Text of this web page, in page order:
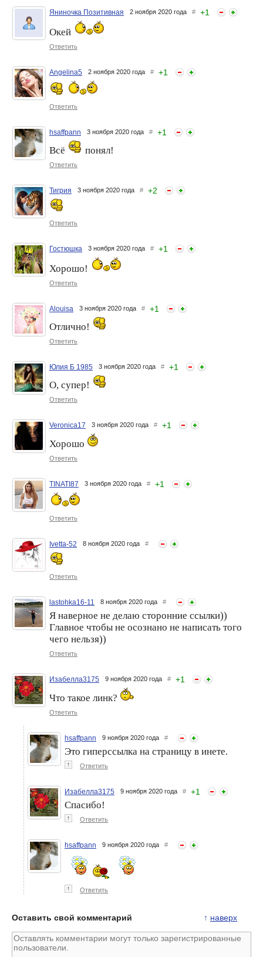
Я изменила ЕМУ...
Яниночка Позитивная 2 ноября 2020 года # +1
Окей
Ответить
Angelina5 2 ноября 2020 года # +1
Ответить
hsaffpann 3 ноября 2020 года # +1
Всё понял!
Ответить
Тигрия 3 ноября 2020 года # +2
Ответить
Гостюшка 3 ноября 2020 года # +1
Хорошо!
Ответить
Alouisa 3 ноября 2020 года # +1
Отлично!
Ответить
Юлия Б 1985 3 ноября 2020 года # +1
О, супер!
Ответить
Veronica17 3 ноября 2020 года # +1
Хорошо
Ответить
TINATI87 3 ноября 2020 года # +1
Ответить
Ivetta-52 8 ноября 2020 года #
Ответить
lastohka16-11 8 ноября 2020 года #
Я наверное не делаю сторонние ссылки))
Главное чтобы не осознано не написать того
чего нельзя))
Ответить
Изабелла3175 9 ноября 2020 года # +1
Что такое линк?
Ответить
hsaffpann 9 ноября 2020 года #
Это гиперссылка на страницу в инете.
↑ Ответить
Изабелла3175 9 ноября 2020 года # +1
Спасибо!
↑ Ответить
hsaffpann 9 ноября 2020 года #
↑ Ответить
↑ наверх
Оставить свой комментарий